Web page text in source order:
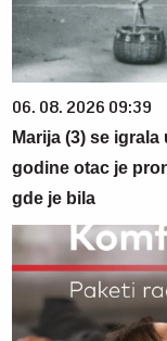
06. 08. 2026 09:39
Marija (3) se
godine otac je
gde je bila